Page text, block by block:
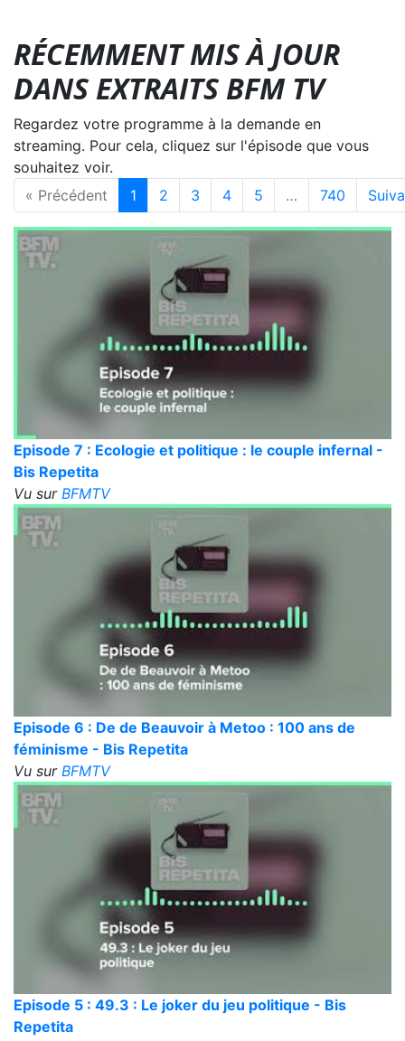
RÉCEMMENT MIS À JOUR
DANS EXTRAITS BFM TV
Regardez votre programme à la demande en
streaming. Pour cela, cliquez sur l'épisode que vous
souhaitez voir.
« Précédent
1 2 3 4 5 … 740
Episode 7 : Ecologie et politique : le couple infernal -
Bis Repetita
Vu sur BFMTV
Episode 6 : De de Beauvoir à Metoo : 100 ans de
féminisme - Bis Repetita
Vu sur BFMTV
Episode 5 : 49.3 : Le joker du jeu politique - Bis
Repetita